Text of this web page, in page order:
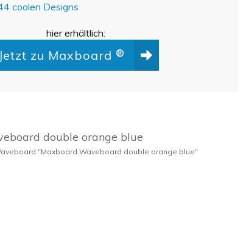
coolen Designs
hier erhältlich:
Jetzt zu Maxboard ®
"Maxboard Waveboard double orange blue"